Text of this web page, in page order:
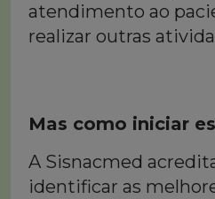
atendimento ao
realizar outras
Mas como iniciar
A Sisnacmed
identificar as